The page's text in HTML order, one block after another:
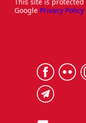
Google Privacy Policy